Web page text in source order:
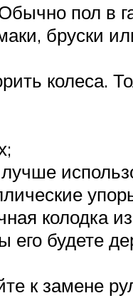
пол в
бруски
колеса.
колодка
будете
к замене